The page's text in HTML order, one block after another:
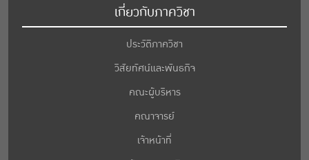
เกี่ยวกับภาควิชา
ประวัติภาควิชา
วิสัยทัศน์และพันธกิจ
คณะผู้บริหาร
คณาจารย์
เจ้าหน้าที่